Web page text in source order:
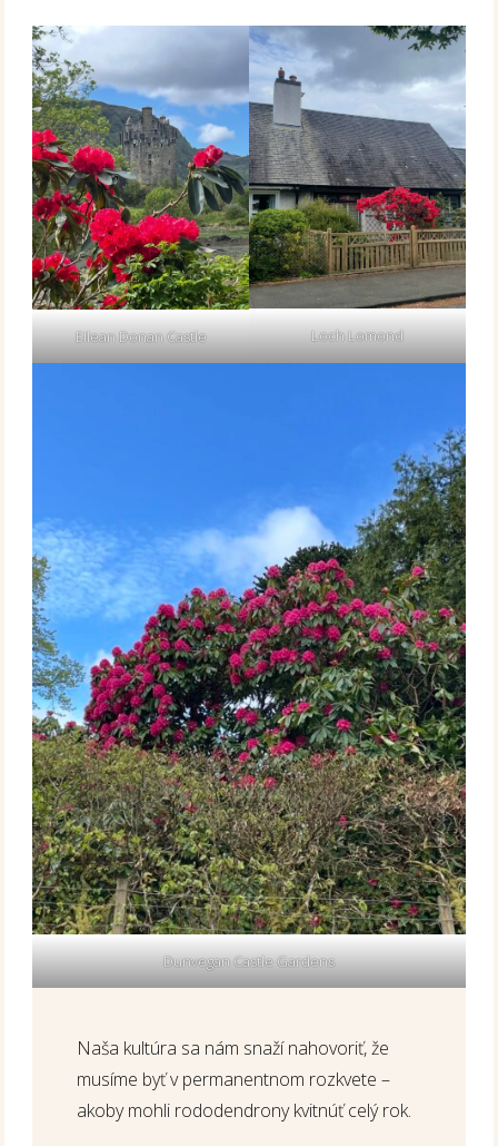
Eilean Donan Castle Loch Lomond
Dunvegan Castle Gardens
Naša kultúra sa nám snaží nahovoriť, že
musíme byť v permanentnom rozkvete –
akoby mohli rododendrony kvitnúť celý rok.